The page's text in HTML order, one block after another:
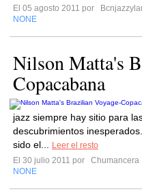
El 05 agosto 2011 por
NONE
Nilson Matta's
Copacabana
jazz siempre hay sitio para
descubrimientos
sido el...
Leer el resto
El 30 julio 2011 por
Chumancera
NONE